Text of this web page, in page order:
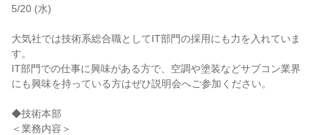
5/20 (水)
大気社では技術系総合職としてIT部門の採用にも力を入れていま
す。
IT部門での仕事に興味がある方で、空調や塗装などサブコン業界
にも興味を持っている方はぜひ説明会へご参加ください。
◆技術本部
＜業務内容＞